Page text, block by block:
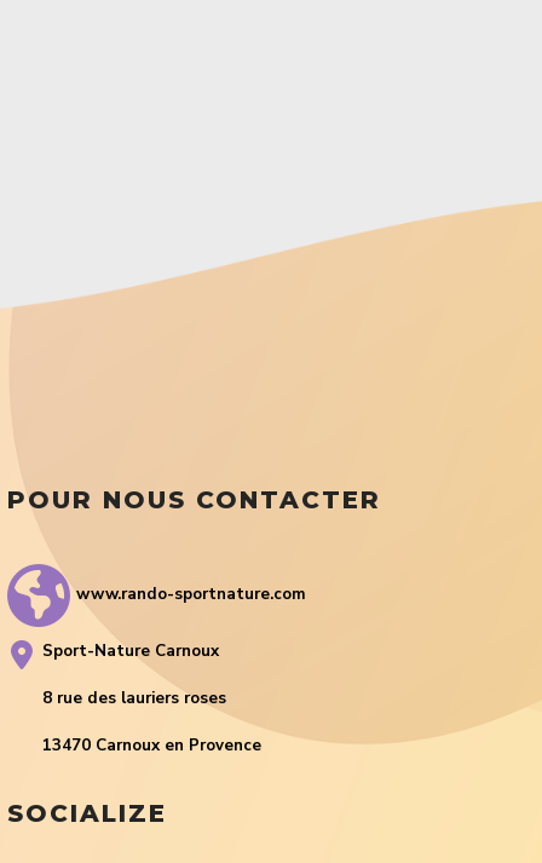
POUR NOUS CONTACTER
www.rando-sportnature.com
Sport-Nature Carnoux
8 rue des lauriers roses
13470 Carnoux en Provence
SOCIALIZE